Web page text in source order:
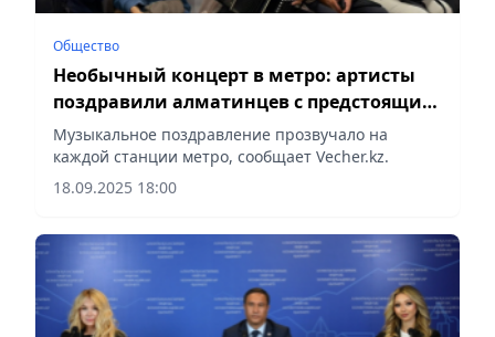
Общество
Необычный концерт в метро: артисты
поздравили алматинцев с предстоящим
Днем города
Музыкальное поздравление прозвучало на
каждой станции метро, сообщает Vecher.kz.
18.09.2025 18:00